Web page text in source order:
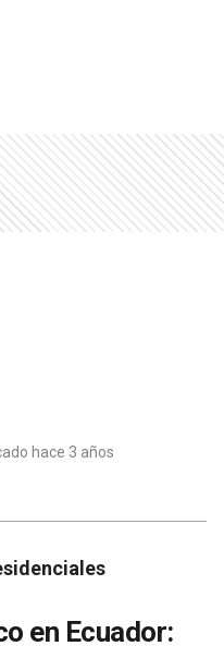
hace 3 años
en Ecuador: